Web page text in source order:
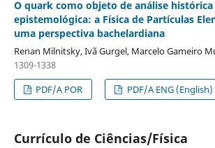
O quark como objeto de análise histórica
epistemológica: a Física de Partículas
uma perspectiva bachelardiana
Renan Milnitsky, Ivã Gurgel, Marcelo Gameiro
1309-1338
PDF/A POR
PDF/A ENG (English)
Currículo de Ciências/Física